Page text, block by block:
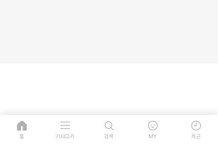
홈 카테고리 검색 MY 최근